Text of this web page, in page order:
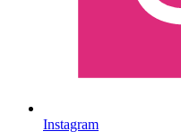
Instagram